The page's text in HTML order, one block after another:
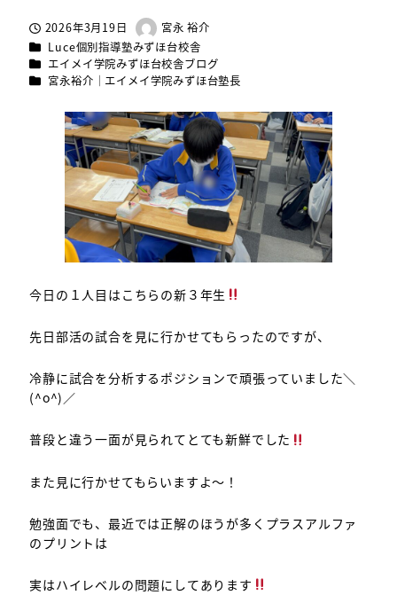
投稿日2026年3月19日
著
者
宮永 裕介
カテゴリー
Luce個別指導塾みずほ台校舎
カテゴリー
エイメイ学院みずほ台校舎ブログ
カテゴリー
宮永裕介｜エイメイ学院みずほ台塾長
今日の１人目はこちらの新３年生
先日部活の試合を見に行かせてもらったのですが、
冷静に試合を分析するポジションで頑張っていました＼
(^o^)／
普段と違う一面が見られてとても新鮮でした
また見に行かせてもらいますよ～！
勉強面でも、最近では正解のほうが多くプラスアルファ
のプリントは
実はハイレベルの問題にしてあります